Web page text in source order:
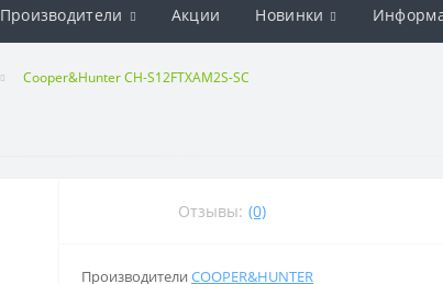
Производители Акции Новинки
Cooper&Hunter CH-S12FTXAM2S-SC
Отзывы: (0)
Производители COOPER&HUNTER